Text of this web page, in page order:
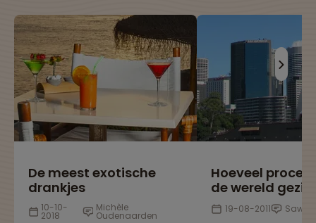
De meest exotische
drankjes
10-10-
2018
Michèle
Oudenaarden
Hoeveel
de wereld
19-08-2011